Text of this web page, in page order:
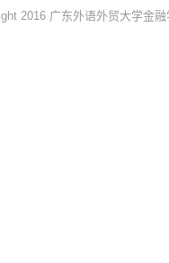
2016 广东外语外贸大学金